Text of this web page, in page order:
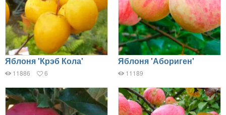
Яблоня 'Крэб Кола'
11886 6
Яблоня 'Абориген'
11189